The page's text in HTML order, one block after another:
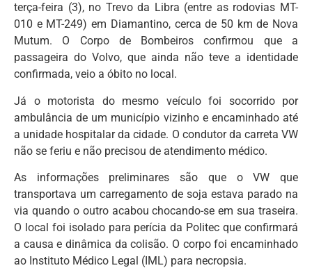
terça-feira (3), no Trevo da Libra (entre as rodovias MT-
010 e MT-249) em Diamantino, cerca de 50 km de Nova
Mutum. O Corpo de Bombeiros confirmou que a
passageira do Volvo, que ainda não teve a identidade
confirmada, veio a óbito no local.
Já o motorista do mesmo veículo foi socorrido por
ambulância de um município vizinho e encaminhado até
a unidade hospitalar da cidade. O condutor da carreta VW
não se feriu e não precisou de atendimento médico.
As informações preliminares são que o VW que
transportava um carregamento de soja estava parado na
via quando o outro acabou chocando-se em sua traseira.
O local foi isolado para perícia da Politec que confirmará
a causa e dinâmica da colisão. O corpo foi encaminhado
ao Instituto Médico Legal (IML) para necropsia.